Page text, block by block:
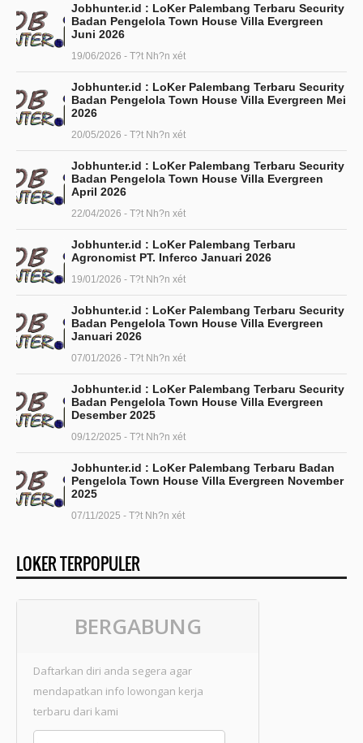
Jobhunter.id : LoKer Palembang Terbaru Security
Badan Pengelola Town House Villa Evergreen
Juni 2026
19/06/2026 - T?t Nh?n xét
Jobhunter.id : LoKer Palembang Terbaru Security
Badan Pengelola Town House Villa Evergreen Mei
2026
20/05/2026 - T?t Nh?n xét
Jobhunter.id : LoKer Palembang Terbaru Security
Badan Pengelola Town House Villa Evergreen
April 2026
22/04/2026 - T?t Nh?n xét
Jobhunter.id : LoKer Palembang Terbaru
Agronomist PT. Inferco Januari 2026
19/01/2026 - T?t Nh?n xét
Jobhunter.id : LoKer Palembang Terbaru Security
Badan Pengelola Town House Villa Evergreen
Januari 2026
07/01/2026 - T?t Nh?n xét
Jobhunter.id : LoKer Palembang Terbaru Security
Badan Pengelola Town House Villa Evergreen
Desember 2025
09/12/2025 - T?t Nh?n xét
Jobhunter.id : LoKer Palembang Terbaru Badan
Pengelola Town House Villa Evergreen November
2025
07/11/2025 - T?t Nh?n xét
LOKER TERPOPULER
BERGABUNG
Daftarkan diri anda segera agar
mendapatkan info lowongan kerja
terbaru dari kami